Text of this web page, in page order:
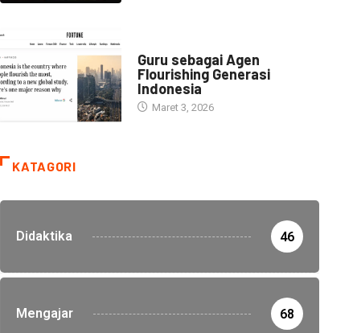
Guru sebagai Agen
Flourishing Generasi
Indonesia
Maret 3, 2026
KATAGORI
Didaktika 46
Mengajar 68